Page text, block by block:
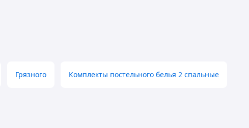
Грязного Комплекты постельного белья 2 спальные